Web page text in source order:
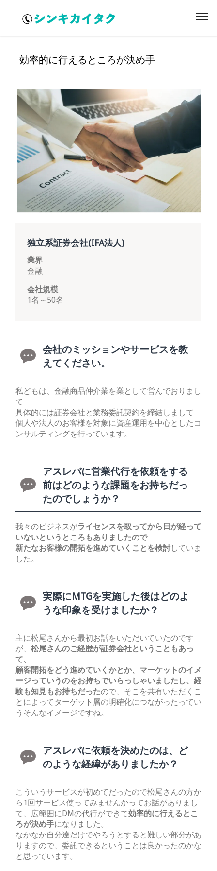
効率的に行えるところが決め手
独立系証券会社(IFA法人)
業界
金融
会社規模
1名～50名
会社のミッションやサービスを教
えてください。
私どもは、金融商品仲介業を業として営んでおりまし
て
具体的には証券会社と業務委託契約を締結しまして
個人や法人のお客様を対象に資産運用を中心としたコ
ンサルティングを行っています。
アスレバに営業代行を依頼をする
前はどのような課題をお持ちだっ
たのでしょうか？
我々のビジネスがライセンスを取ってから日が経って
いないというところもありましたので
新たなお客様の開拓を進めていくことを検討していま
した。
実際にMTGを実施した後はどのよ
うな印象を受けましたか？
主に松尾さんから最初お話をいただいていたのです
が、 松尾さんのご経歴が証券会社ということもあっ
て、
顧客開拓をどう進めていくかとか、マーケットのイメ
ージっていうのをお持ちでいらっしゃいましたし、経
験も知見もお持ちだったので、そこを共有いただくこ
とによってターゲット層の明確化につながったってい
うそんなイメージですね。
アスレバに依頼を決めたのは、ど
のような経緯がありましたか？
こういうサービスが初めてだったので松尾さんの方か
ら1回サービス使ってみませんかってお話がありまし
て、広範囲にDMの代行ができて効率的に行えるとこ
ろが決め手になりました。
なかなか自分達だけでやろうとすると難しい部分があ
りますので、委託できるということは良かったのかな
と思っています。